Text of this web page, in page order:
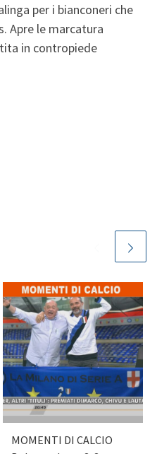
per i bianconeri che
Apre le marcatura
in contropiede
MOMENTI DI CALCIO